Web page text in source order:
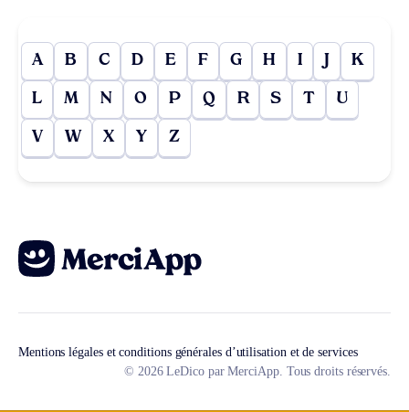
A B C D E F G H I J K
L M N O P Q R S T U
V W X Y Z
Mentions légales et conditions générales d’utilisation et de services
© 2026 LeDico par MerciApp. Tous droits réservés.